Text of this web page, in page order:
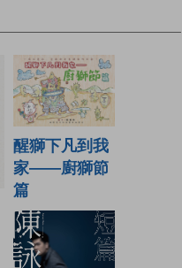
醒獅下凡到我
家——廚獅節
篇